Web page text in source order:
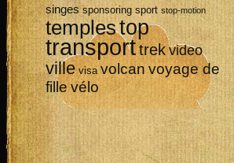
singes sponsoring sport stop-motion
templestop
transporttrek video
ville visa volcanvoyage de
fillevélo